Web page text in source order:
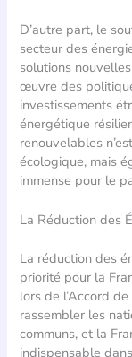
D’autre part, le
secteur des
solutions
œuvre des
investissements
énergétique
renouvelables
écologique, mais
immense pour le
La Réduction des
La réduction des
priorité pour la
lors de l’Accord
rassembler les
communs, et la
indispensable